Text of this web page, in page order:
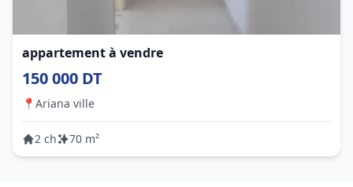
appartement à vendre
150 000 DT
📍 Ariana ville
2 ch 70 m²